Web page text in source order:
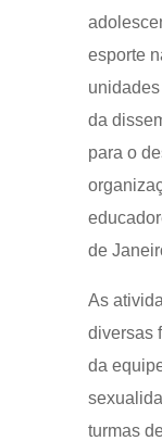
esporte
da
para o
de
As
diversas
da
turmas